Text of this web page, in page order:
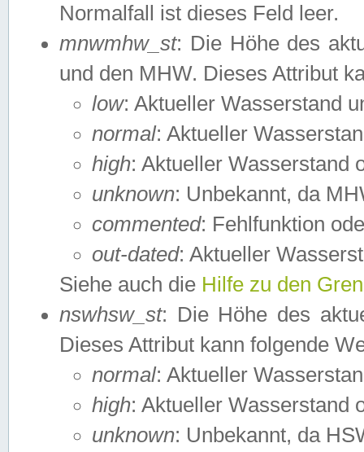
Normalfall ist dieses Feld leer.
mnwmhw_st: Die Höhe des
und den MHW. Dieses Attribut
low: Aktueller Wasserstand
normal: Aktueller
high: Aktueller Wasserstand
unknown: Unbekannt, da
commented: Fehlfunktion
out-dated: Aktueller
Siehe auch die Hilfe zu den
nswhsw_st: Die Höhe des
Dieses Attribut kann folgende
normal: Aktueller
high: Aktueller Wasserstand
unknown: Unbekannt, da